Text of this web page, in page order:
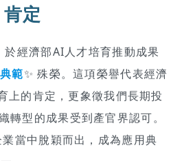
肯定
於經濟部AI人才培育推動成果
範✨ 殊榮。這項榮譽代表經濟
上的肯定，更象徵我們長期投
轉型的成果受到產官界認可。
當中脫穎而出，成為應用典